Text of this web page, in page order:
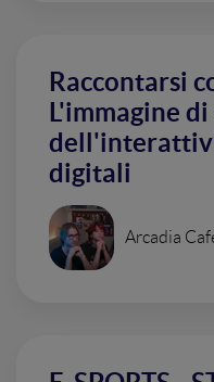
Raccontarsi
L'immagine
digitali
Arcadia